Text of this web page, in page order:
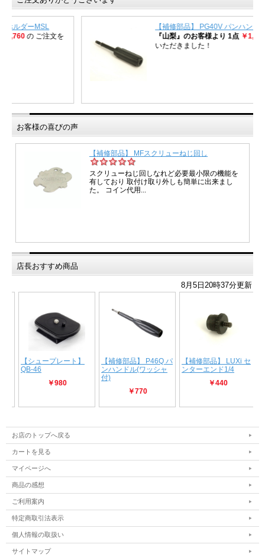
お客様の喜びの声
店長おすすめ商品
お店のトップへ戻る
カートを見る
マイページへ
商品の感想
ご利用案内
特定商取引法表示
個人情報の取扱い
サイトマップ